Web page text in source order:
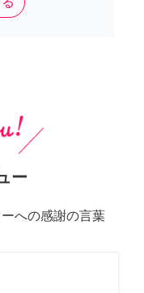
ー
への感謝の言葉